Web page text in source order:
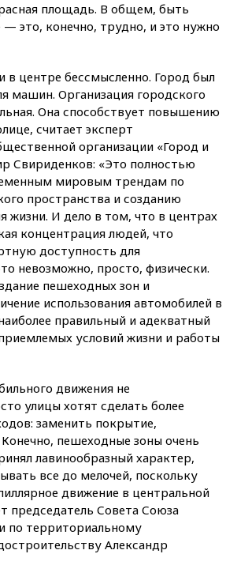
площадь. В общем, быть
это, конечно, трудно, и это нужно
в центре бессмысленно. Город был
машин. Организация городского
Она способствует повышению
считает эксперт
организации «Город и
Свириденков: «Это полностью
мировым трендам по
пространства и созданию
жизни. И дело в том, что в центрах
концентрация людей, что
доступность для
невозможно, просто, физически.
пешеходных зон и
использования автомобилей в
правильный и адекватный
условий жизни и работы
движения не
улицы хотят сделать более
заменить покрытие,
пешеходные зоны очень
лавинообразный характер,
все до мелочей, поскольку
движение в центральной
председатель Совета Союза
по территориальному
Александр